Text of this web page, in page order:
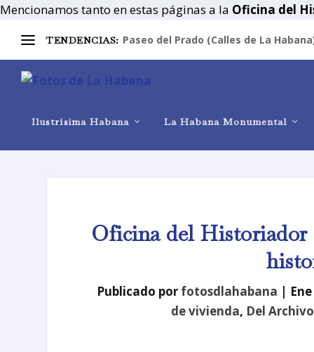
Mencionamos tanto en estas páginas a la Oficina del
TENDENCIAS: Paseo del Prado (Calles de La
Ilustrísima Habana La Habana Monumental
Oficina del Historiador
Publicado por fotosdlahabana |
de vivienda, Del Archivo